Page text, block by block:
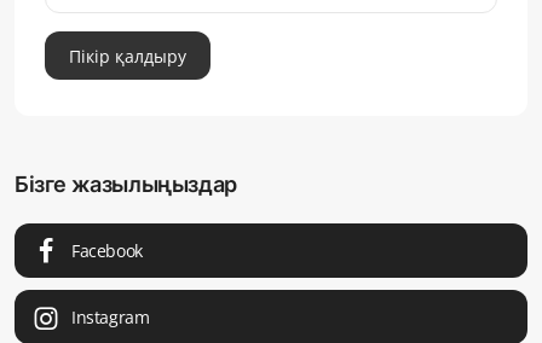
Пікір қалдыру
Бізге жазылыңыздар
Facebook
Instagram